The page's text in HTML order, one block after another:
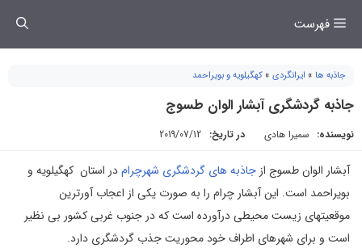
فهرست
جاذبه ها » ایرانگردی » کهگیلویه و بویراحمد
جاذبه گردشگری آبشار الوان طسوج
نویسنده: سمیرا هادی در تاریخ: 2019/07/12
آبشار الوان طسوج از جاذبه های گردشگری شهرچرامدر استان کهگیلویه و
بویراحمد است. این آبشار چرام را به صورت یکی از اعجاب آورترین
موقعیتهای زیست محیطی درآورده است که در جنوب غربی کشور بی نظیر
است و برای شهرهای اطراف خود محوریت جذب گردشگری دارد.